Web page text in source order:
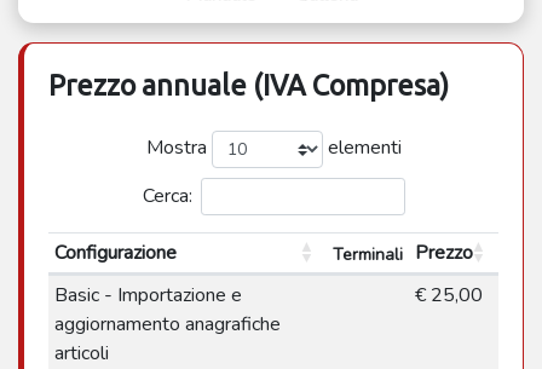
Prezzo annuale (IVA Compresa)
Mostra
elementi
Cerca:
Configurazione Terminali Prezzo
Basic - Importazione e
aggiornamento anagrafiche
articoli
€ 25,00